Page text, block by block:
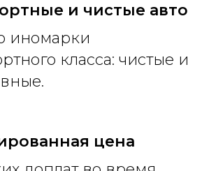
и чистые авто
иномарки
класса: чистые и
цена